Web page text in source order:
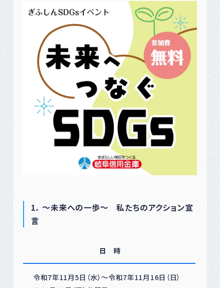
1． ～未来への一歩～ 私たちのアクション宣
言
日 時
令和7年11月5日（水）～令和7年11月16日（日）